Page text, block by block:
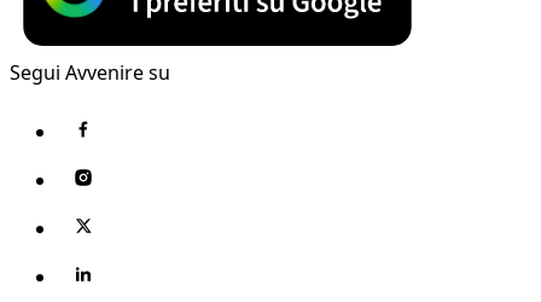
Segui Avvenire su